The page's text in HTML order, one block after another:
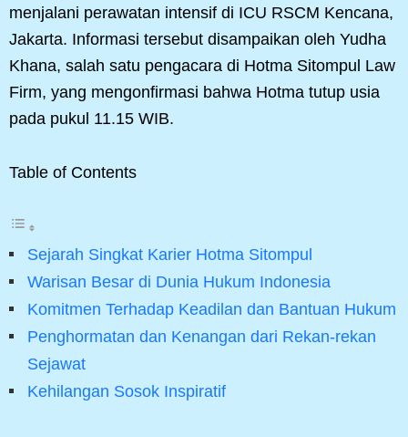
menjalani perawatan intensif di ICU RSCM Kencana,
Jakarta. Informasi tersebut disampaikan oleh Yudha
Khana, salah satu pengacara di Hotma Sitompul Law
Firm, yang mengonfirmasi bahwa Hotma tutup usia
pada pukul 11.15 WIB.
Table of Contents
Sejarah Singkat Karier Hotma Sitompul
Warisan Besar di Dunia Hukum Indonesia
Komitmen Terhadap Keadilan dan Bantuan Hukum
Penghormatan dan Kenangan dari Rekan-rekan
Sejawat
Kehilangan Sosok Inspiratif